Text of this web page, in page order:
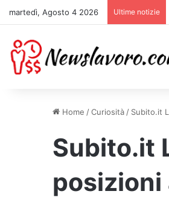
martedì, Agosto 4 2026 Ultime notizie
Home /Curiosità / Subito.it
Subito.it
posizioni